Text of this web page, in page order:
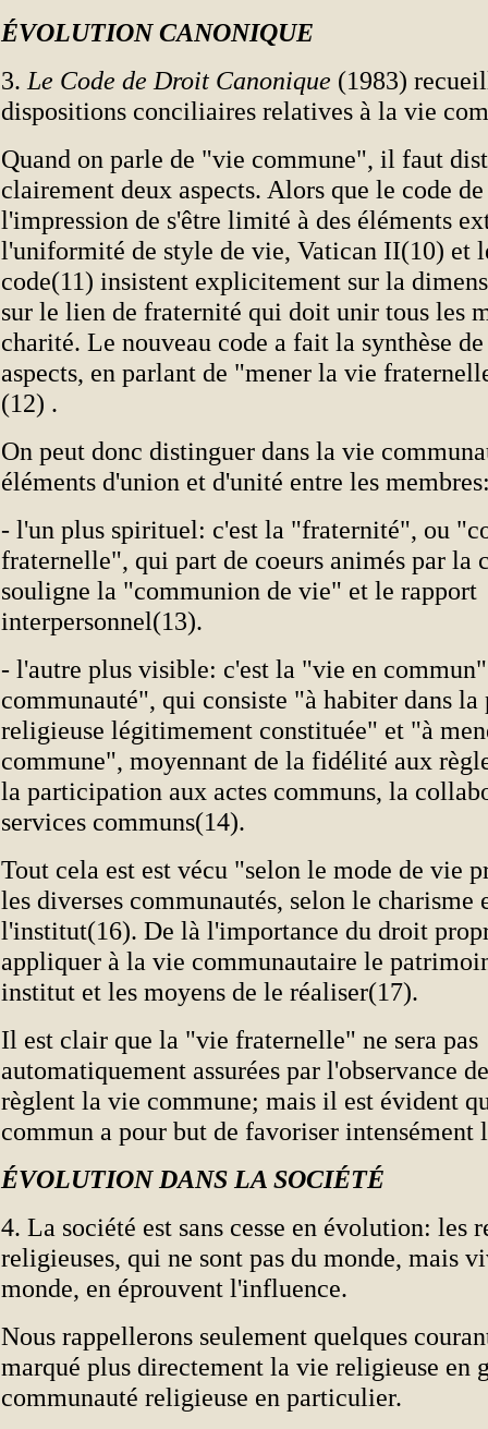
ÉVOLUTION CANONIQUE
3. Le Code de Droit Canonique (1983)
dispositions conciliaires relatives à la vie
Quand on parle de "vie commune", il faut
clairement deux aspects. Alors que le code
l'impression de s'être limité à des éléments
l'uniformité de style de vie, Vatican II(10) et
code(11) insistent explicitement sur la
sur le lien de fraternité qui doit unir tous les
charité. Le nouveau code a fait la synthèse
aspects, en parlant de "mener la vie
(12) .
On peut donc distinguer dans la vie
éléments d'union et d'unité entre les
- l'un plus spirituel: c'est la "fraternité", ou
fraternelle", qui part de coeurs animés par la
souligne la "communion de vie" et le rapport
interpersonnel(13).
- l'autre plus visible: c'est la "vie en
communauté", qui consiste "à habiter dans la
religieuse légitimement constituée" et "à
commune", moyennant de la fidélité aux
la participation aux actes communs, la
services communs(14).
Tout cela est est vécu "selon le mode de vie
les diverses communautés, selon le charisme
l'institut(16). De là l'importance du droit
appliquer à la vie communautaire le
institut et les moyens de le réaliser(17).
Il est clair que la "vie fraternelle" ne sera pas
automatiquement assurées par l'observance
règlent la vie commune; mais il est évident
commun a pour but de favoriser
ÉVOLUTION DANS LA SOCIÉTÉ
4. La société est sans cesse en évolution: les
religieuses, qui ne sont pas du monde, mais
monde, en éprouvent l'influence.
Nous rappellerons seulement quelques
marqué plus directement la vie religieuse en
communauté religieuse en particulier.